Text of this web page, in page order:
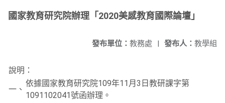
國家教育研究院辦理「2020美感教育國際論壇」
發布人： 教學組
發布單位： 教務處 |
說明：
一、
依據國家教育研究院109年11月3日教研課字第
1091102041號函辦理。